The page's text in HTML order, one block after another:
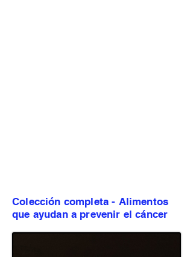
Colección completa - Alimentos
que ayudan a prevenir el cáncer